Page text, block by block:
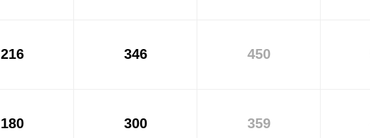
216 346 450
180 300 359